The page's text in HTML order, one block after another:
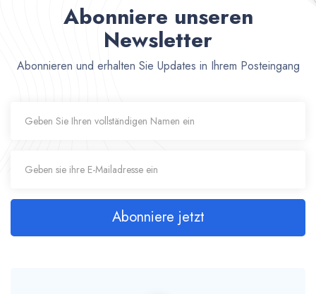
Abonniere unseren
Newsletter
Abonnieren und erhalten Sie Updates in Ihrem Posteingang
Abonniere jetzt